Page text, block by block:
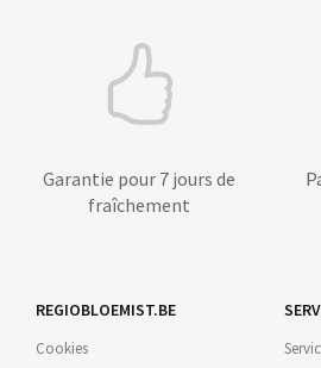
Garantie pour 7 jours de
fraîchement
REGIOBLOEMIST.BE
Cookies